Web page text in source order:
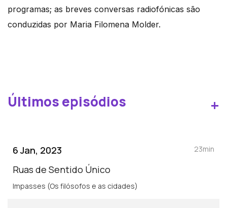
programas; as breves conversas radiofónicas são
conduzidas por Maria Filomena Molder.
Últimos episódios +
6 Jan, 2023
Ruas de Sentido Único
Impasses (Os filósofos e as cidades)
23min